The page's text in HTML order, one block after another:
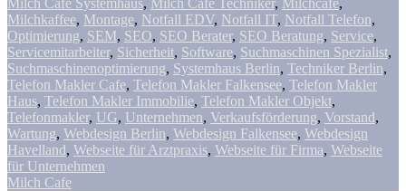
Milchkaffee, Montage, Notfall EDV, Notfall IT, Notfall Telefon,
Optimierung, SEM, SEO, SEO Berater, SEO Beratung, Service,
Servicemitarbeiter, Sicherheit, Software, Suchmaschinen Spezialist,
Suchmaschinenoptimierung, Systemhaus Berlin, Techniker Berlin,
Telefon Makler Cafe, Telefon Makler Falkensee, Telefon Makler
Haus, Telefon Makler Immobilie, Telefon Makler Objekt,
Telefonmakler, UG, Unternehmen, Verkaufsförderung, Vorstand,
Wartung, Webdesign Berlin, Webdesign Falkensee, Webdesign
Havelland, Webseite für Arztpraxis, Webseite für Firma, Webseite
für Unternehmen
Milch Cafe